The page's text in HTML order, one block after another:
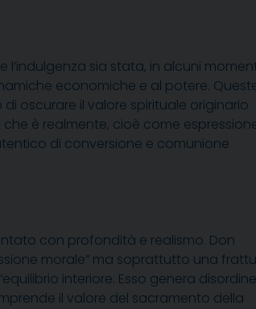
l’indulgenza sia stata, in alcuni
economiche e al potere.
oscurare il valore spirituale originario
è realmente, cioè come
di conversione e comunione
con profondità e realismo. Don
morale” ma soprattutto una
interiore. Esso genera
il valore del sacramento della